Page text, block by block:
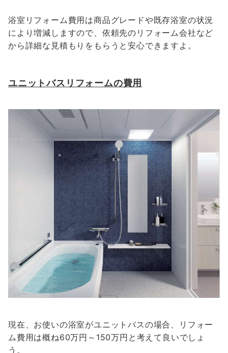
浴室リフォーム費用は商品グレードや既存浴室の状況
により増減しますので、依頼先のリフォーム会社など
から詳細な見積もりをもらうと安心できますよ。
ユニットバスリフォームの費用
現在、お使いの浴室がユニットバスの場合、リフォー
ム費用は概ね60万円～150万円と考えて良いでしょ
う。